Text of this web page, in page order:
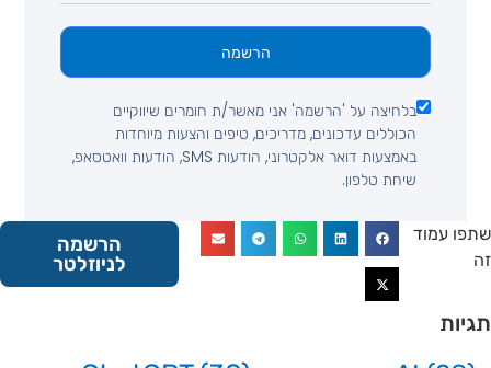
בלחיצה על 'הרשמה' אני מאשר/ת חומרים שיווקיים
הכוללים עדכונים, מדריכים, טיפים והצעות מיוחדות
באמצעות דואר אלקטרוני, הודעות SMS, הודעות וואטסאפ,
שיחת טלפון.
הרשמה
עמוד
הרשמה
לניוזלטר